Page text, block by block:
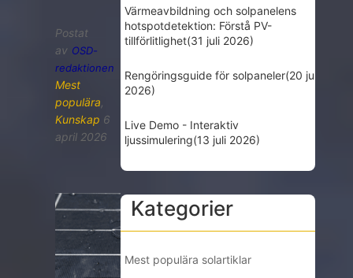
Postat
av OSD-
redaktionen
Mest
populära
Kunskap 6
april 2026
Värmeavbildning och solpanelens
hotspotdetektion: Förstå PV-
tillförlitlighet(31 juli 2026)
Rengöringsguide för solpaneler(20 juli
2026)
Live Demo - Interaktiv
ljussimulering(13 juli 2026)
Kategorier
Mest populära solartiklar